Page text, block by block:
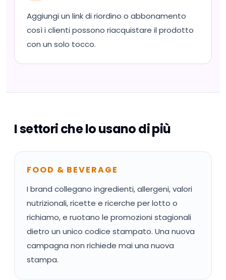
Aggiungi un link di riordino o abbonamento
così i clienti possono riacquistare il prodotto
con un solo tocco.
I settori che lo usano di più
FOOD & BEVERAGE
I brand collegano ingredienti, allergeni, valori
nutrizionali, ricette e ricerche per lotto o
richiamo, e ruotano le promozioni stagionali
dietro un unico codice stampato. Una nuova
campagna non richiede mai una nuova
stampa.